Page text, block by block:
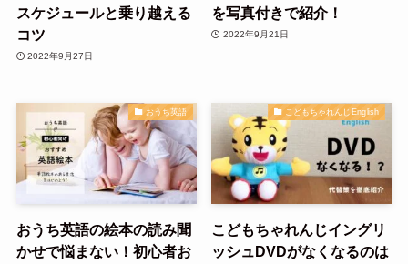
スケジュールと乗り越える
コツ
2022年9月27日
を写真付きで紹介！
2022年9月21日
おうち英語
おうち英語の絵本の読み聞
かせで悩まない！初心者お
こどもちゃれんじEnglish
こどもちゃれんじイングリ
ッシュDVDがなくなるのは